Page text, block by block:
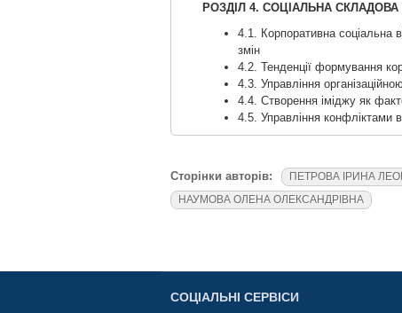
РОЗДІЛ 4. СОЦІАЛЬНА
4.1. Корпоративна соціальна
змін
4.2. Тенденції формування
4.3. Управління
4.4. Створення іміджу як
4.5. Управління конфліктами
Сторінки авторів: ПЕТРОВА ІРИНА
НАУМОВА ОЛЕНА ОЛЕКСАНДРІВНА
СОЦІАЛЬНІ СЕРВІСИ